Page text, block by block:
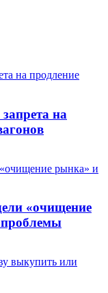
на
«очищение